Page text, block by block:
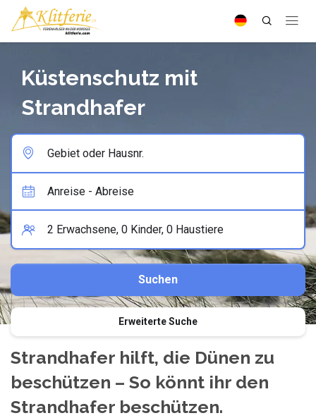
Küstenschutz mit
Strandhafer
Erweiterte Suche
Strandhafer hilft, die Dünen zu
beschützen – So könnt ihr den
Strandhafer beschützen.